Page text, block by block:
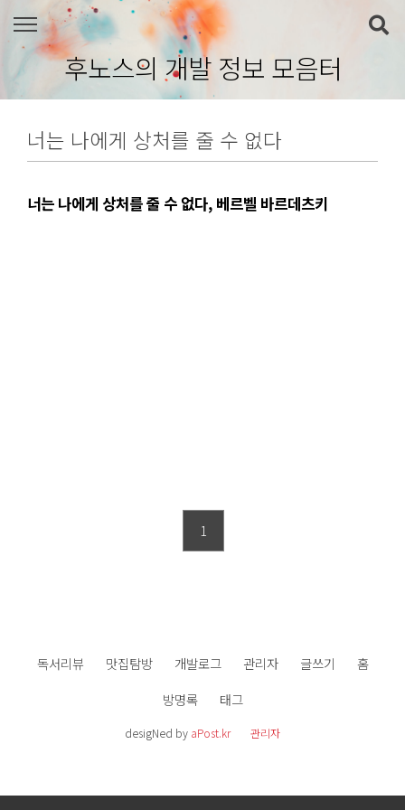
본문 바로가기
후노스의 개발 정보 모음터
너는 나에게 상처를 줄 수 없다
너는 나에게 상처를 줄 수 없다, 베르벨 바르데츠키
1
독서리뷰 맛집탐방 개발로그 관리자 글쓰기
홈
방명록
태그
desigNed by aPost.kr 관리자